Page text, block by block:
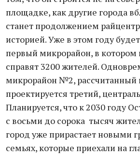
площадке, как другие города
станет продолжением
историей. Уже в этом году
первый микрорайон, в котором
справят 3200 жителей.
микрорайон №2, рассчитанный
проектируется третий,
Планируется, что к 2030 году
с восьми до сорока тысяч
город уже прирастает новыми
семьях, которые приехали на